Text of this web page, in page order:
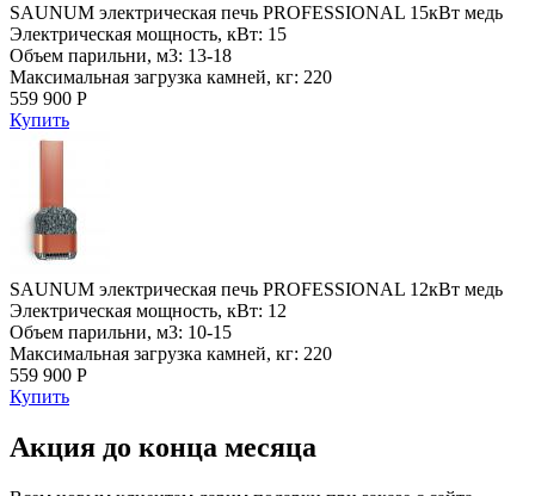
SAUNUM электрическая печь PROFESSIONAL 15кВт медь
Электрическая мощность, кВт: 15
Объем парильни, м3: 13-18
Максимальная загрузка камней, кг: 220
559 900 Р
Купить
SAUNUM электрическая печь PROFESSIONAL 12кВт медь
Электрическая мощность, кВт: 12
Объем парильни, м3: 10-15
Максимальная загрузка камней, кг: 220
559 900 Р
Купить
Акция до конца месяца